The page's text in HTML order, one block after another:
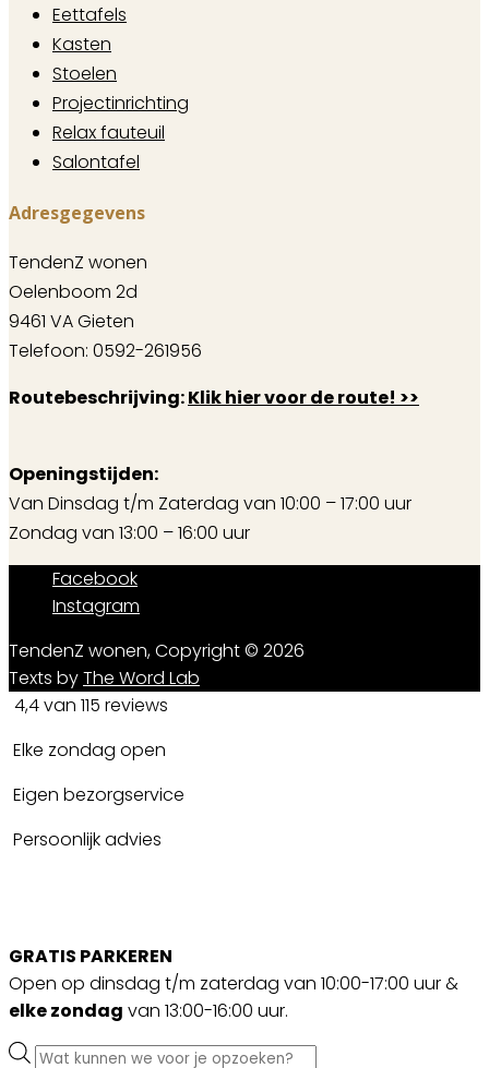
Eettafels
Kasten
Stoelen
Projectinrichting
Relax fauteuil
Salontafel
Adresgegevens
TendenZ wonen
Oelenboom 2d
9461 VA Gieten
Telefoon: 0592-261956
Routebeschrijving:Klik hier voor de route! >>
Openingstijden:
Van Dinsdag t/m Zaterdag van 10:00 – 17:00 uur
Zondag van 13:00 – 16:00 uur
Facebook
Instagram
TendenZ wonen, Copyright © 2026
Texts byThe Word Lab
4,4 van 115 reviews
Elke zondag open
Eigen bezorgservice
Persoonlijk advies
GRATIS PARKEREN
Open op dinsdag t/m zaterdag van 10:00-17:00 uur &
elke zondag van 13:00-16:00 uur.
Producten